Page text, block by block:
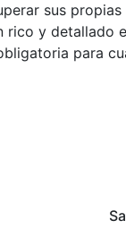
sus
rico y detallado
para